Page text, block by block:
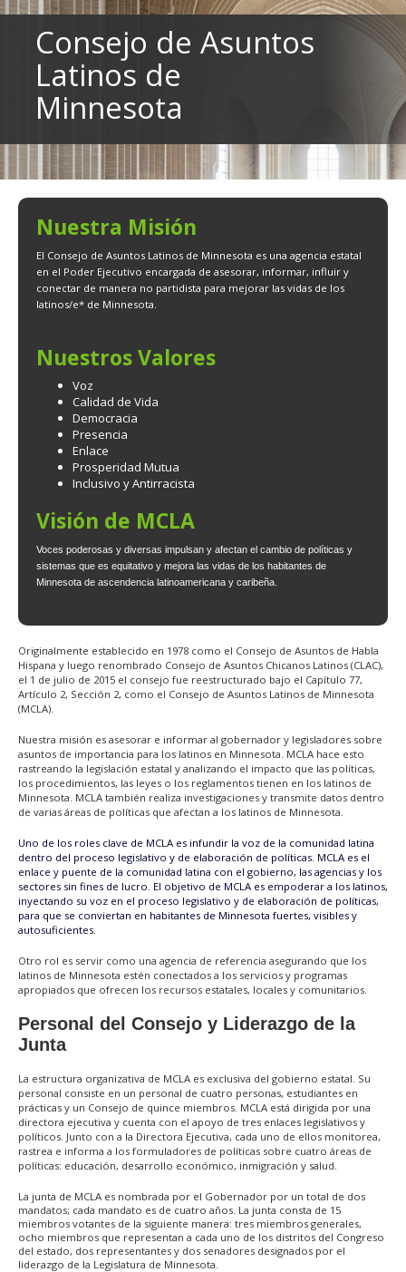
menus.Consejo de Asuntos
Latinos de
Minnesota
Nuestra Misión
El Consejo de Asuntos Latinos de Minnesota es una agencia estatal
en el Poder Ejecutivo encargada de asesorar, informar, influir y
conectar de manera no partidista para mejorar las vidas de los
latinos/e* de Minnesota.
Nuestros Valores
Voz
Calidad de Vida
Democracia
Presencia
Enlace
Prosperidad Mutua
Inclusivo y Antirracista
Visión de MCLA
Voces poderosas y diversas impulsan y afectan el cambio de políticas y
sistemas que es equitativo y mejora las vidas de los habitantes de
Minnesota de ascendencia latinoamericana y caribeña.
Originalmente establecido en 1978 como el Consejo de Asuntos de Habla
Hispana y luego renombrado Consejo de Asuntos Chicanos Latinos (CLAC),
el 1 de julio de 2015 el consejo fue reestructurado bajo el Capítulo 77,
Artículo 2, Sección 2, como el Consejo de Asuntos Latinos de Minnesota
(MCLA).
Nuestra misión es asesorar e informar al gobernador y legisladores sobre
asuntos de importancia para los latinos en Minnesota. MCLA hace esto
rastreando la legislación estatal y analizando el impacto que las políticas,
los procedimientos, las leyes o los reglamentos tienen en los latinos de
Minnesota. MCLA también realiza investigaciones y transmite datos dentro
de varias áreas de políticas que afectan a los latinos de Minnesota.
Uno de los roles clave de MCLA es infundir la voz de la comunidad latina
dentro del proceso legislativo y de elaboración de políticas. MCLA es el
enlace y puente de la comunidad latina con el gobierno, las agencias y los
sectores sin fines de lucro. El objetivo de MCLA es empoderar a los latinos,
inyectando su voz en el proceso legislativo y de elaboración de políticas,
para que se conviertan en habitantes de Minnesota fuertes, visibles y
autosuficientes.
Otro rol es servir como una agencia de referencia asegurando que los
latinos de Minnesota estén conectados a los servicios y programas
apropiados que ofrecen los recursos estatales, locales y comunitarios.
Personal del Consejo y Liderazgo de la
Junta
La estructura organizativa de MCLA es exclusiva del gobierno estatal. Su
personal consiste en un personal de cuatro personas, estudiantes en
prácticas y un Consejo de quince miembros. MCLA está dirigida por una
directora ejecutiva y cuenta con el apoyo de tres enlaces legislativos y
políticos. Junto con a la Directora Ejecutiva, cada uno de ellos monitorea,
rastrea e informa a los formuladores de políticas sobre cuatro áreas de
políticas: educación, desarrollo económico, inmigración y salud.
La junta de MCLA es nombrada por el Gobernador por un total de dos
mandatos; cada mandato es de cuatro años. La junta consta de 15
miembros votantes de la siguiente manera: tres miembros generales,
ocho miembros que representan a cada uno de los distritos del Congreso
del estado, dos representantes y dos senadores designados por el
liderazgo de la Legislatura de Minnesota.